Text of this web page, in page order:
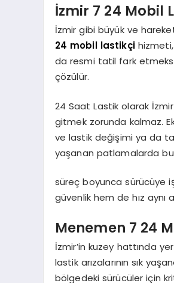
İzmir 7 24 Mobil
İzmir gibi büyük ve
24 mobil lastikçihizmeti,
da resmi tatil fark
çözülür.
24 Saat Lastik olarak
gitmek zorunda kalmaz.
ve lastik değişimi ya da
yaşanan patlamalarda
süreç boyunca sürücüye
güvenlik hem de hız aynı
Menemen 7 24
İzmir’in kuzey hattında
lastik arızalarının sık
bölgedeki sürücüler için